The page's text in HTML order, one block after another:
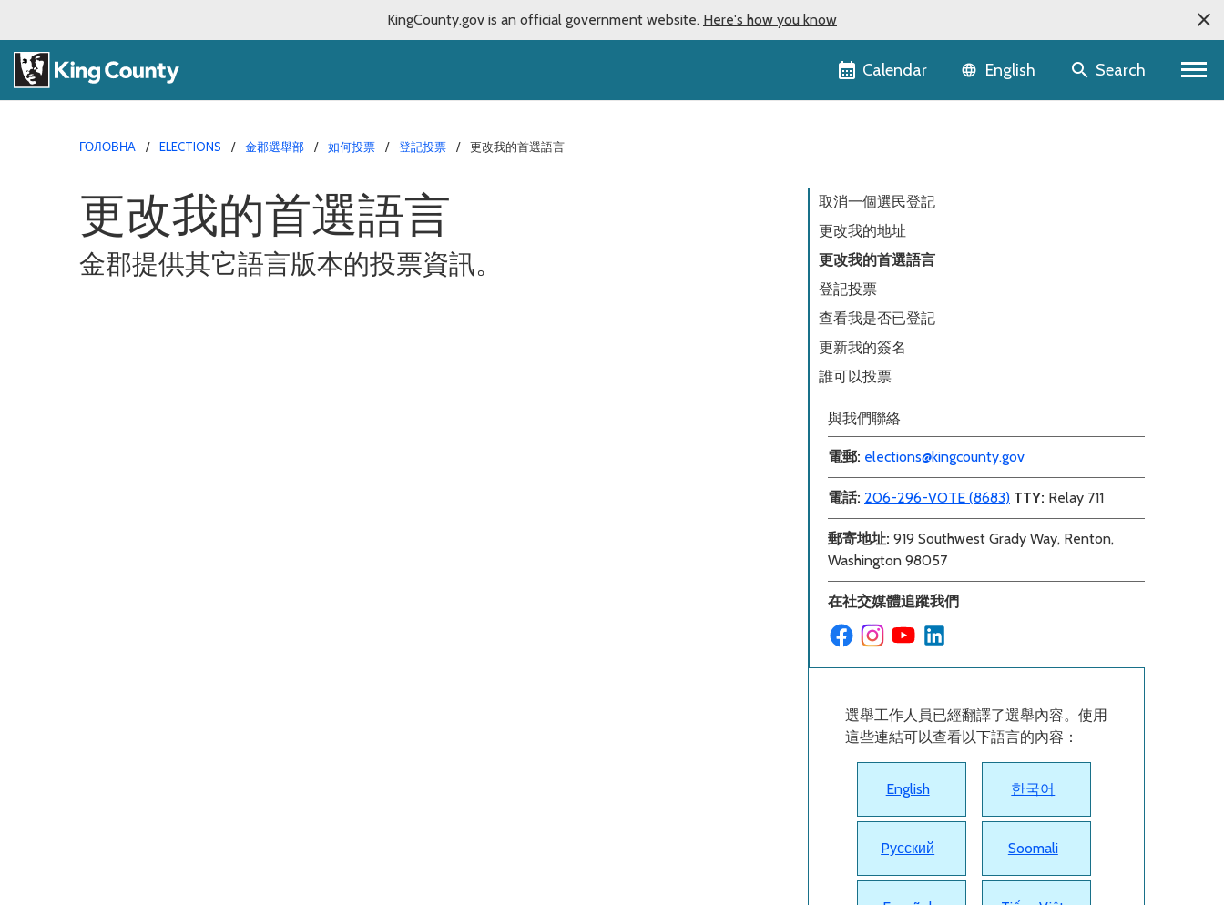
KingCounty.gov is an official government website. Here's how you know
Calendar Language selector
English Search
ГОЛОВНА ELECTIONS 金郡選舉部 如何投票 登記投票 更改我的首選語言
更改我的首選語言
金郡提供其它語言版本的投票資訊。
取消一個選民登記
更改我的地址
更改我的首選語言
登記投票
查看我是否已登記
更新我的簽名
誰可以投票
與我們聯絡
電郵: elections@kingcounty.gov
電話: 206-296-VOTE (8683) TTY: Relay 711
郵寄地址: 919 Southwest Grady Way, Renton,
Washington 98057
在社交媒體追蹤我們
選舉工作人員已經翻譯了選舉內容。使用
這些連結可以查看以下語言的內容：
English 한국어
Pусский Soomali